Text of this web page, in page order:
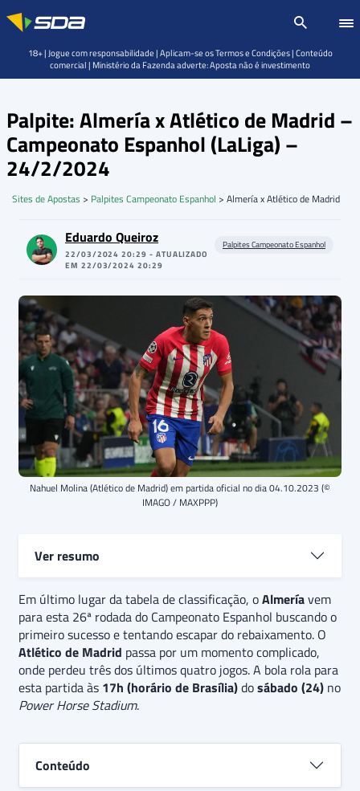
Palpite: Almería x Atlético de Madrid –
Campeonato Espanhol (LaLiga) –
24/2/2024
Sites de Apostas > Palpites Campeonato Espanhol > Almería x Atlético de Madrid
Eduardo Queiroz
22/03/2024 20:29 - ATUALIZADO
EM 22/03/2024 20:29
Palpites Campeonato Espanhol
Nahuel Molina (Atlético de Madrid) em partida oficial no dia 04.10.2023 (©
IMAGO / MAXPPP)
Ver resumo
Almería e Atlético de Madrid se enfrentam em jogo
da 26ª rodada de La Liga, jogando neste sábado (24).
Los Indálicosestão praticamente rebaixados para a
segunda divisão, pois estão em último lugar e ainda
não venceram no campeonato.Los colchoneros
passam por fase ruim, com três derrotas nos quatro
jogos recentes.O palpite é
do sucesso. A dica especial é “Acima de 1.5 gols”, com
chance alta de se concretizar.
Em último lugar da tabela de classificação, oAlmeríavem
para esta 26ª rodada do Campeonato Espanhol buscando o
primeiro sucesso e tentando escapar do rebaixamento. O
Atlético de Madrid passa por um momento complicado,
onde perdeu três dos últimos quatro jogos. A bola rola para
esta partida às 17h (horário de Brasília)dosábado (24) no
Power Horse Stadium.
Conteúdo
18+ | Jogue com responsabilidade | Aplicam-se os Termos e Condições | Conteúdo
comercial | Ministério da Fazenda adverte: Aposta não é investimento